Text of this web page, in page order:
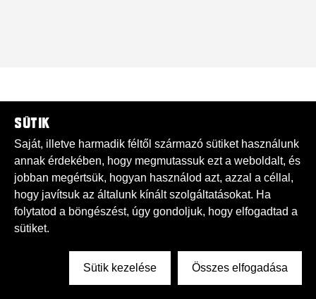
Sütik
Saját, illetve harmadik féltől származó sütiket használunk
annak érdekében, hogy megmutassuk ezt a weboldalt, és
jobban megértsük, hogyan használod azt, azzal a céllal,
hogy javítsuk az általunk kínált szolgáltatásokat. Ha
folytatod a böngészést, úgy gondoljuk, hogy elfogadtad a
sütiket.
Sütik kezelése Összes elfogadása